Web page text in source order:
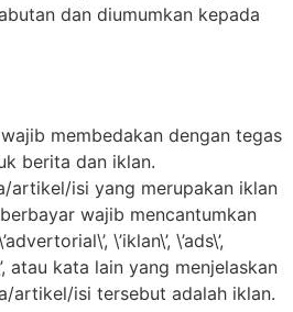
dan diumumkan kepada
membedakan dengan tegas
berita dan iklan.
artikel/isi yang merupakan iklan
wajib mencantumkan
\’iklan\’, \’ads\’,
atau kata lain yang menjelaskan
artikel/isi tersebut adalah iklan.